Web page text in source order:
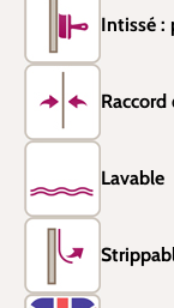
Intissé :
Lavable